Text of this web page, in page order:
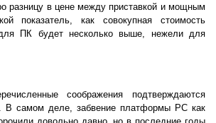
разницу в цене между приставкой и мощным
показатель, как совокупная стоимость
ПК будет несколько выше, нежели для
соображения подтверждаются
В самом деле, забвение платформы PC как